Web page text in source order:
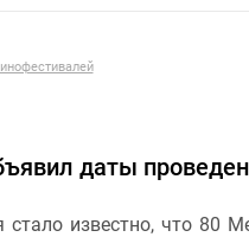
даты
стало известно, что 80